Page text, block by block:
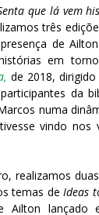
que lá vem
três
de
em
de 2018,
da
numa
vindo nos
realizamos
temas de Ideas
Ailton lançado